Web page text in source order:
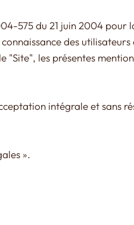
575 du 21 juin 2004 pour
des utilisateurs
"Site", les présentes
intégrale et sans
».